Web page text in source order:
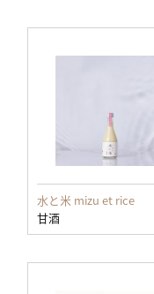
水と米 mizu et rice
甘酒